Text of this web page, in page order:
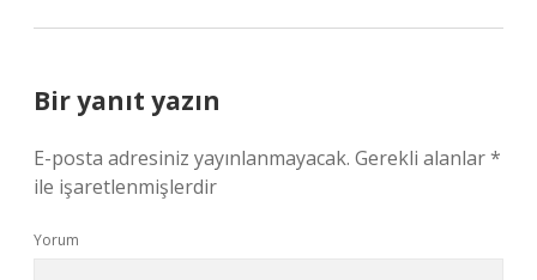
Bir yanıt yazın
E-posta adresiniz yayınlanmayacak. Gerekli alanlar*
ile işaretlenmişlerdir
Yorum